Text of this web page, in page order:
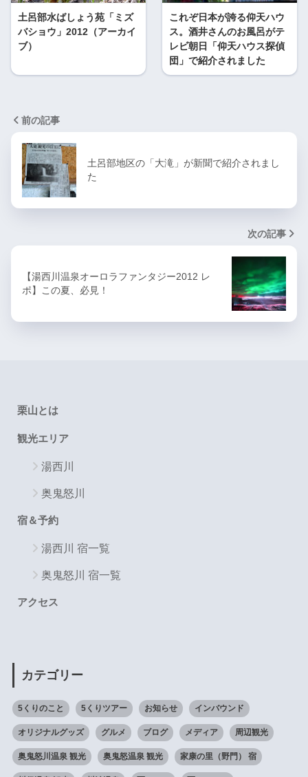
土呂部水ばしょう苑「ミズ
バショウ」2012（アーカイ
ブ）
これぞ日本が誇る仰天ハウ
ス。酒井さんのお風呂がテ
レビ朝日「仰天ハウス探偵
団」で紹介されました
前の記事
土呂部地区の「大滝」が新聞で紹介されまし
た
次の記事
【湯西川温泉オーロラファンタジー2012 レ
ポ】この夏、必見！
栗山とは
観光エリア
湯西川
奥鬼怒川
宿＆予約
湯西川 宿一覧
奥鬼怒川 宿一覧
アクセス
カテゴリー
5くりのこと 5くりツアー お知らせ インバウンド
オリジナルグッズ グルメ ブログ メディア 周辺観光
奥鬼怒川温泉 観光 奥鬼怒温泉 観光 家康の里（野門） 宿